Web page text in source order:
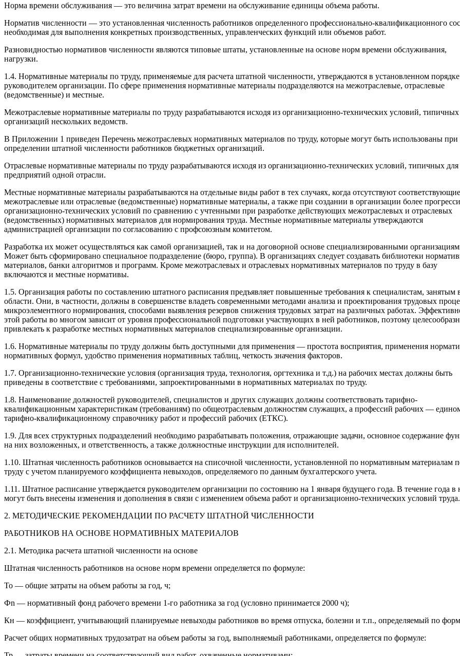
Норма времени обслуживания — это величина затрат времени на обслуживание единицы объема работы.
Норматив численности — это установленная численность работников определенного профессионально-квалификационного
необходимая для выполнения конкретных производственных, управленческих функций или объемов работ.
Разновидностью нормативов численности являются типовые штаты, установленные на основе норм времени обслуживания,
нагрузки.
1.4. Нормативные материалы по труду, применяемые для расчета штатной численности, утверждаются в установленном
руководителем организации. По сфере применения нормативные материалы подразделяются на межотраслевые, отраслевые
(ведомственные) и местные.
Межотраслевые нормативные материалы по труду разрабатываются исходя из организационно-технических условий, типичных
организаций нескольких ведомств.
В Приложении 1 приведен Перечень межотраслевых нормативных материалов по труду, которые могут быть использованы при
определении штатной численности работников бюджетных организаций.
Отраслевые нормативные материалы по труду разрабатываются исходя из организационно-технических условий, типичных для
предприятий одной отрасли.
Местные нормативные материалы разрабатываются на отдельные виды работ в тех случаях, когда отсутствуют соответствующие
межотраслевые или отраслевые (ведомственные) нормативные материалы, а также при создании в организации более
организационно-технических условий по сравнению с учтенными при разработке действующих межотраслевых и отраслевых
(ведомственных) нормативных материалов для нормирования труда. Местные нормативные материалы утверждаются
администрацией организации по согласованию с профсоюзным комитетом.
Разработка их может осуществляться как самой организацией, так и на договорной основе специализированными
Может быть сформировано специальное подразделение (бюро, группа). В организациях следует создавать библиотеки
материалов, банки алгоритмов и программ. Кроме межотраслевых и отраслевых нормативных материалов по труду в базу
включаются и местные нормативы.
1.5. Организация работы по составлению штатного расписания предъявляет повышенные требования к специалистам, занятым
области. Они, в частности, должны в совершенстве владеть современными методами анализа и проектирования трудовых
микроэлементного нормирования, способами выявления резервов снижения трудовых затрат на различных работах.
этой работы во многом зависит от уровня профессиональной подготовки участвующих в ней работников, поэтому
привлекать к разработке местных нормативных материалов специализированные организации.
1.6. Нормативные материалы по труду должны быть доступными для применения — простота восприятия, применения
нормативных формул, удобство применения нормативных таблиц, четкость значения факторов.
1.7. Организационно-технические условия (организация труда, технология, оргтехника и т.д.) на рабочих местах должны быть
приведены в соответствие с требованиями, запроектированными в нормативных материалах по труду.
1.8. Наименование должностей руководителей, специалистов и других служащих должны соответствовать тарифно-
квалификационным характеристикам (требованиям) по общеотраслевым должностям служащих, а профессий рабочих —
тарифно-квалификационному справочнику работ и профессий рабочих (ЕТКС).
1.9. Для всех структурных подразделений необходимо разрабатывать положения, отражающие задачи, основное содержание
на них возложенных, и ответственность, а также должностные инструкции для исполнителей.
1.10. Штатная численность работников основывается на списочной численности, установленной по нормативным материалам
труду с учетом планируемого коэффициента невыходов, определяемого по данным бухгалтерского учета.
1.11. Штатное расписание утверждается руководителем организации по состоянию на 1 января будущего года. В течение года в
могут быть внесены изменения и дополнения в связи с изменением объема работ и организационно-технических условий труда.
2. МЕТОДИЧЕСКИЕ РЕКОМЕНДАЦИИ ПО РАСЧЕТУ ШТАТНОЙ ЧИСЛЕННОСТИ
РАБОТНИКОВ НА ОСНОВЕ НОРМАТИВНЫХ МАТЕРИАЛОВ
2.1. Методика расчета штатной численности на основе
Штатная численность работников на основе норм времени определяется по формуле:
То — общие затраты на объем работы за год, ч;
Фn — нормативный фонд рабочего времени 1-го работника за год (условно принимается 2000 ч);
Кн — коэффициент, учитывающий планируемые невыходы работников во время отпуска, болезни и т.п., определяемый по
Расчет общих нормативных трудозатрат на объем работы за год, выполняемый работниками, определяется по формуле: